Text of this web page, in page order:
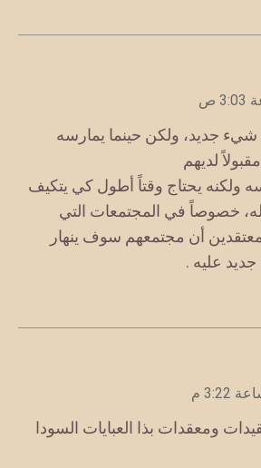
جديد، ولكن حينما يمارسه
لديهم
ولكنه يحتاج وقتاً أطول كي يتكيف
خصوصاً في المجتمعات التي
أن مجتمعهم سوف ينهار
عليه .
ومعقدات بذا العبايات السودا